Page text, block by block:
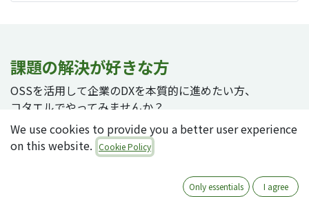
課題の解決が好きな方
OSSを活用して企業のDXを本質的に進めたい方、
コタエルでやってみませんか？
We use cookies to provide you a better user experience
on this website. Cookie Policy
Only essentials I agree